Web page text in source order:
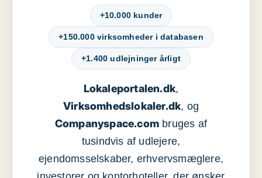
+10.000 kunder
+150.000 virksomheder i databasen
+1.400 udlejninger årligt
Lokaleportalen.dk,
Virksomhedslokaler.dk, og
Companyspace.com bruges af
tusindvis af udlejere,
ejendomsselskaber, erhvervsmæglere,